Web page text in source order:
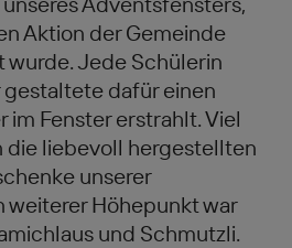
Aktion der Gemeinde
wurde. Jede Schülerin
dafür einen
im Fenster erstrahlt. Viel
die liebevoll hergestellten
unserer
weiterer Höhepunkt war
und Schmutzli.